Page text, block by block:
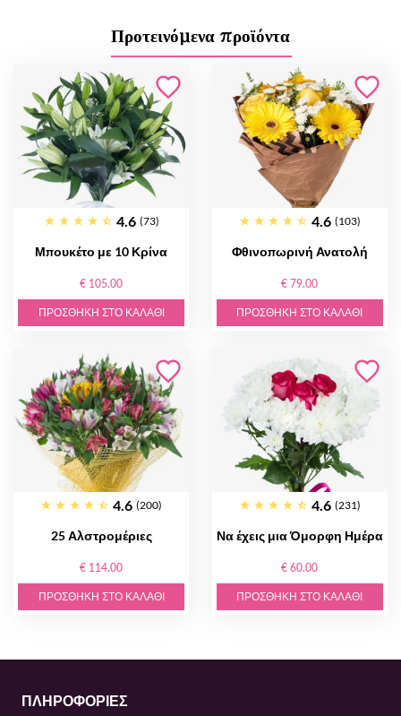
Προτεινόμενα προϊόντα
4.6 (73)
Μπουκέτο με 10 Κρίνα
€ 105.00
ΠΡΟΣΘΉΚΗ ΣΤΟ ΚΑΛΆΘΙ
4.6 (103)
Φθινοπωρινή Ανατολή
€ 79.00
ΠΡΟΣΘΉΚΗ ΣΤΟ ΚΑΛΆΘΙ
4.6 (200)
25 Αλστρομέριες
€ 114.00
ΠΡΟΣΘΉΚΗ ΣΤΟ ΚΑΛΆΘΙ
4.6 (231)
Να έχεις μια Όμορφη Ημέρα
€ 60.00
ΠΡΟΣΘΉΚΗ ΣΤΟ ΚΑΛΆΘΙ
ΠΛΗΡΟΦΟΡΙΕΣ